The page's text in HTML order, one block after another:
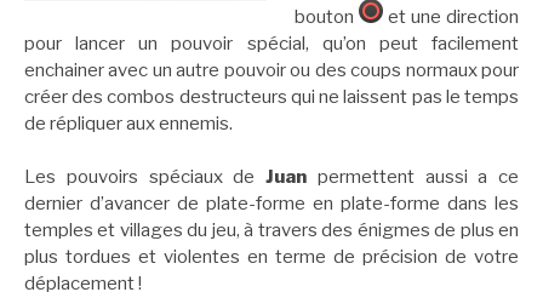
bouton
et une direction
pour lancer un pouvoir spécial, qu’on peut facilement
enchainer avec un autre pouvoir ou des coups normaux pour
créer des combos destructeurs qui ne laissent pas le temps
de répliquer aux ennemis.
Les pouvoirs spéciaux de Juan permettent aussi a ce
dernier d’avancer de plate-forme en plate-forme dans les
temples et villages du jeu, à travers des énigmes de plus en
plus tordues et violentes en terme de précision de votre
déplacement !